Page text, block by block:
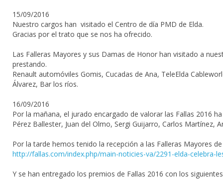
15/09/2016
Nuestro cargos han visitado el Centro de día PMD de Elda.
Gracias por el trato que se nos ha ofrecido.
Las Falleras Mayores y sus Damas de Honor han visitado a
prestando.
Renault automóviles Gomis, Cucadas de Ana, TeleElda
Álvarez, Bar los ríos.
16/09/2016
Por la mañana, el jurado encargado de valorar las Fallas 2016
Pérez Ballester, Juan del Olmo, Sergi Guijarro, Carlos Martínez,
Por la tarde hemos tenido la recepción a las Falleras Mayores
http://fallas.com/index.php/main-noticies-va/2291-elda-celebra-
Y se han entregado los premios de Fallas 2016 con los